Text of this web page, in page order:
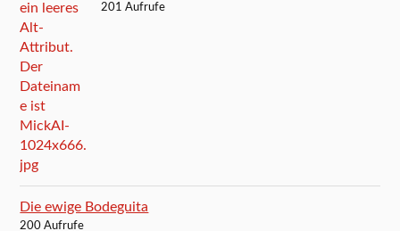
201 Aufrufe
Die ewige Bodeguita
200 Aufrufe